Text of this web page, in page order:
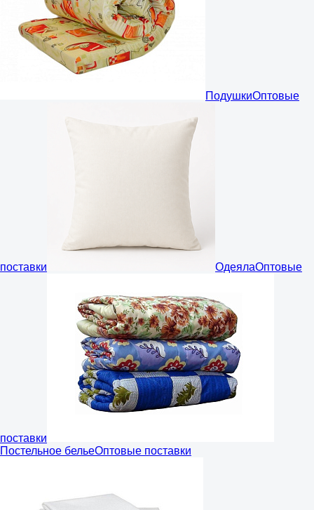
ПодушкиОптовые
поставки ОдеялаОптовые
поставки
Постельное бельеОптовые поставки